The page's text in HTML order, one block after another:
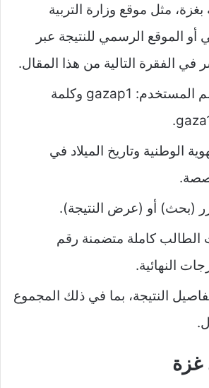
بغزة، مثل موقع وزارة التربية
أو الموقع الرسمي للنتيجة عبر
في الفقرة التالية من هذا المقال.
باستخدام اسم المستخدم: gazap1 وكلمة
الوطنية وتاريخ الميلاد في
(بحث) أو (عرض النتيجة).
الطالب كاملة متضمنة رقم
النهائية.
النتيجة، بما في ذلك المجموع
غزة